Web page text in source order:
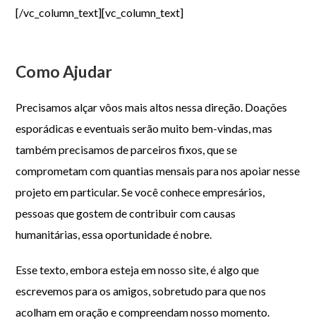
[/vc_column_text][vc_column_text]
Como Ajudar
Precisamos alçar vôos mais altos nessa direção. Doações
esporádicas e eventuais serão muito bem-vindas, mas
também precisamos de parceiros fixos, que se
comprometam com quantias mensais para nos apoiar nesse
projeto em particular. Se você conhece empresários,
pessoas que gostem de contribuir com causas
humanitárias, essa oportunidade é nobre.
Esse texto, embora esteja em nosso site, é algo que
escrevemos para os amigos, sobretudo para que nos
acolham em oração e compreendam nosso momento.